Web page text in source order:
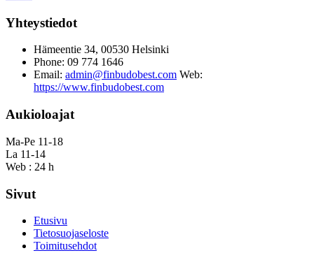
Yhteystiedot
Hämeentie 34, 00530 Helsinki
Phone: 09 774 1646
Email: admin@finbudobest.com Web:
https://www.finbudobest.com
Aukioloajat
Ma-Pe 11-18
La 11-14
Web : 24 h
Sivut
Etusivu
Tietosuojaseloste
Toimitusehdot